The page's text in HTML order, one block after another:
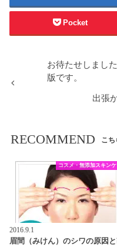
Pocket
お待たせしまし
版です。
出張
RECOMMEND こち
コスメ・無添加スキン
2016.9.1
眉間（みけん）のシワの原因